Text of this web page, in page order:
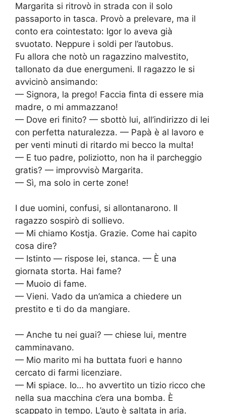
Margarita si ritrovò in strada con il solo
passaporto in tasca. Provò a prelevare, ma il
conto era cointestato: Igor lo aveva già
svuotato. Neppure i soldi per l’autobus.
Fu allora che notò un ragazzino malvestito,
tallonato da due energumeni. Il ragazzo le si
avvicinò ansimando:
— Signora, la prego! Faccia finta di essere mia
madre, o mi ammazzano!
— Dove eri finito? — sbottò lui, all’indirizzo di lei
con perfetta naturalezza. — Papà è al lavoro e
per venti minuti di ritardo mi becco la multa!
— E tuo padre, poliziotto, non ha il parcheggio
gratis? — improvvisò Margarita.
— Sì, ma solo in certe zone!
I due uomini, confusi, si allontanarono. Il
ragazzo sospirò di sollievo.
— Mi chiamo Kostja. Grazie. Come hai capito
cosa dire?
— Istinto — rispose lei, stanca. — È una
giornata storta. Hai fame?
— Muoio di fame.
— Vieni. Vado da un’amica a chiedere un
prestito e ti do da mangiare.
— Anche tu nei guai? — chiese lui, mentre
camminavano.
— Mio marito mi ha buttata fuori e hanno
cercato di farmi licenziare.
— Mi spiace. Io… ho avvertito un tizio ricco che
nella sua macchina c’era una bomba. È
scappato in tempo. L’auto è saltata in aria.